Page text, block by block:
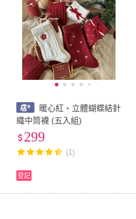
暖心紅・立體蝴蝶結針
織中筒襪 (五入組)
299
(1)
登記